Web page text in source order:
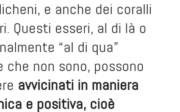
e anche dei coralli
Questi esseri, al di là o
“al di qua”
che non sono, possono
avvicinati in maniera
e positiva, cioè